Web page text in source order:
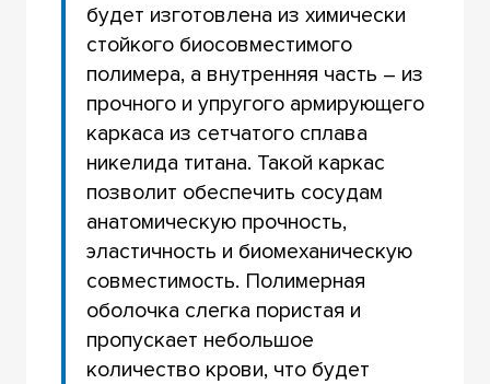
будет изготовлена из химически
стойкого биосовместимого
полимера, а внутренняя часть – из
прочного и упругого армирующего
каркаса из сетчатого сплава
никелида титана. Такой каркас
позволит обеспечить сосудам
анатомическую прочность,
эластичность и биомеханическую
совместимость. Полимерная
оболочка слегка пористая и
пропускает небольшое
количество крови, что будет